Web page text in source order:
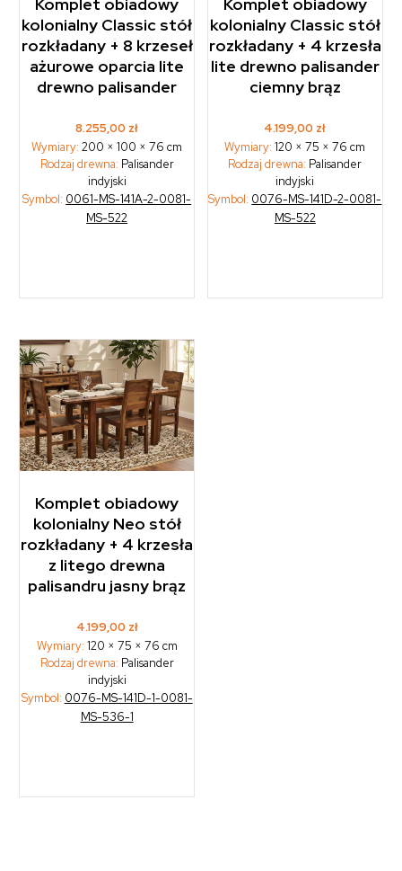
Komplet obiadowy
kolonialny Classic stół
rozkładany + 8 krzeseł
ażurowe oparcia lite
drewno palisander
8.255,00 zł
Wymiary:200 × 100 × 76 cm
Rodzaj drewna: Palisander
indyjski
Symbol: 0061-MS-141A-2-0081-
MS-522
Komplet obiadowy
kolonialny Classic stół
rozkładany + 4 krzesła
lite drewno palisander
ciemny brąz
4.199,00 zł
Wymiary:120 × 75 × 76 cm
Rodzaj drewna: Palisander
indyjski
Symbol: 0076-MS-141D-2-0081-
MS-522
Komplet obiadowy
kolonialny Neo stół
rozkładany + 4 krzesła
z litego drewna
palisandru jasny brąz
4.199,00 zł
Wymiary: 120 × 75 × 76 cm
Rodzaj drewna: Palisander
indyjski
Symbol: 0076-MS-141D-1-0081-
MS-536-1